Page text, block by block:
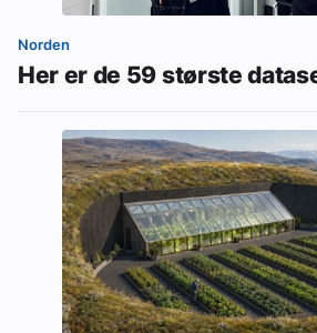
Norden
Her er de 59 største